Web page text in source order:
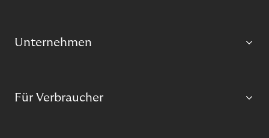
Unternehmen
Für Verbraucher